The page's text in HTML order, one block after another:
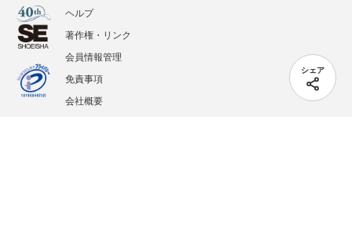
シェア
ヘルプ
著作権・リンク
会員情報管理
免責事項
会社概要